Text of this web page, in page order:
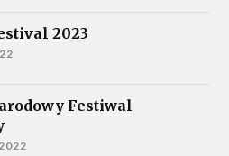
2023
Festiwal